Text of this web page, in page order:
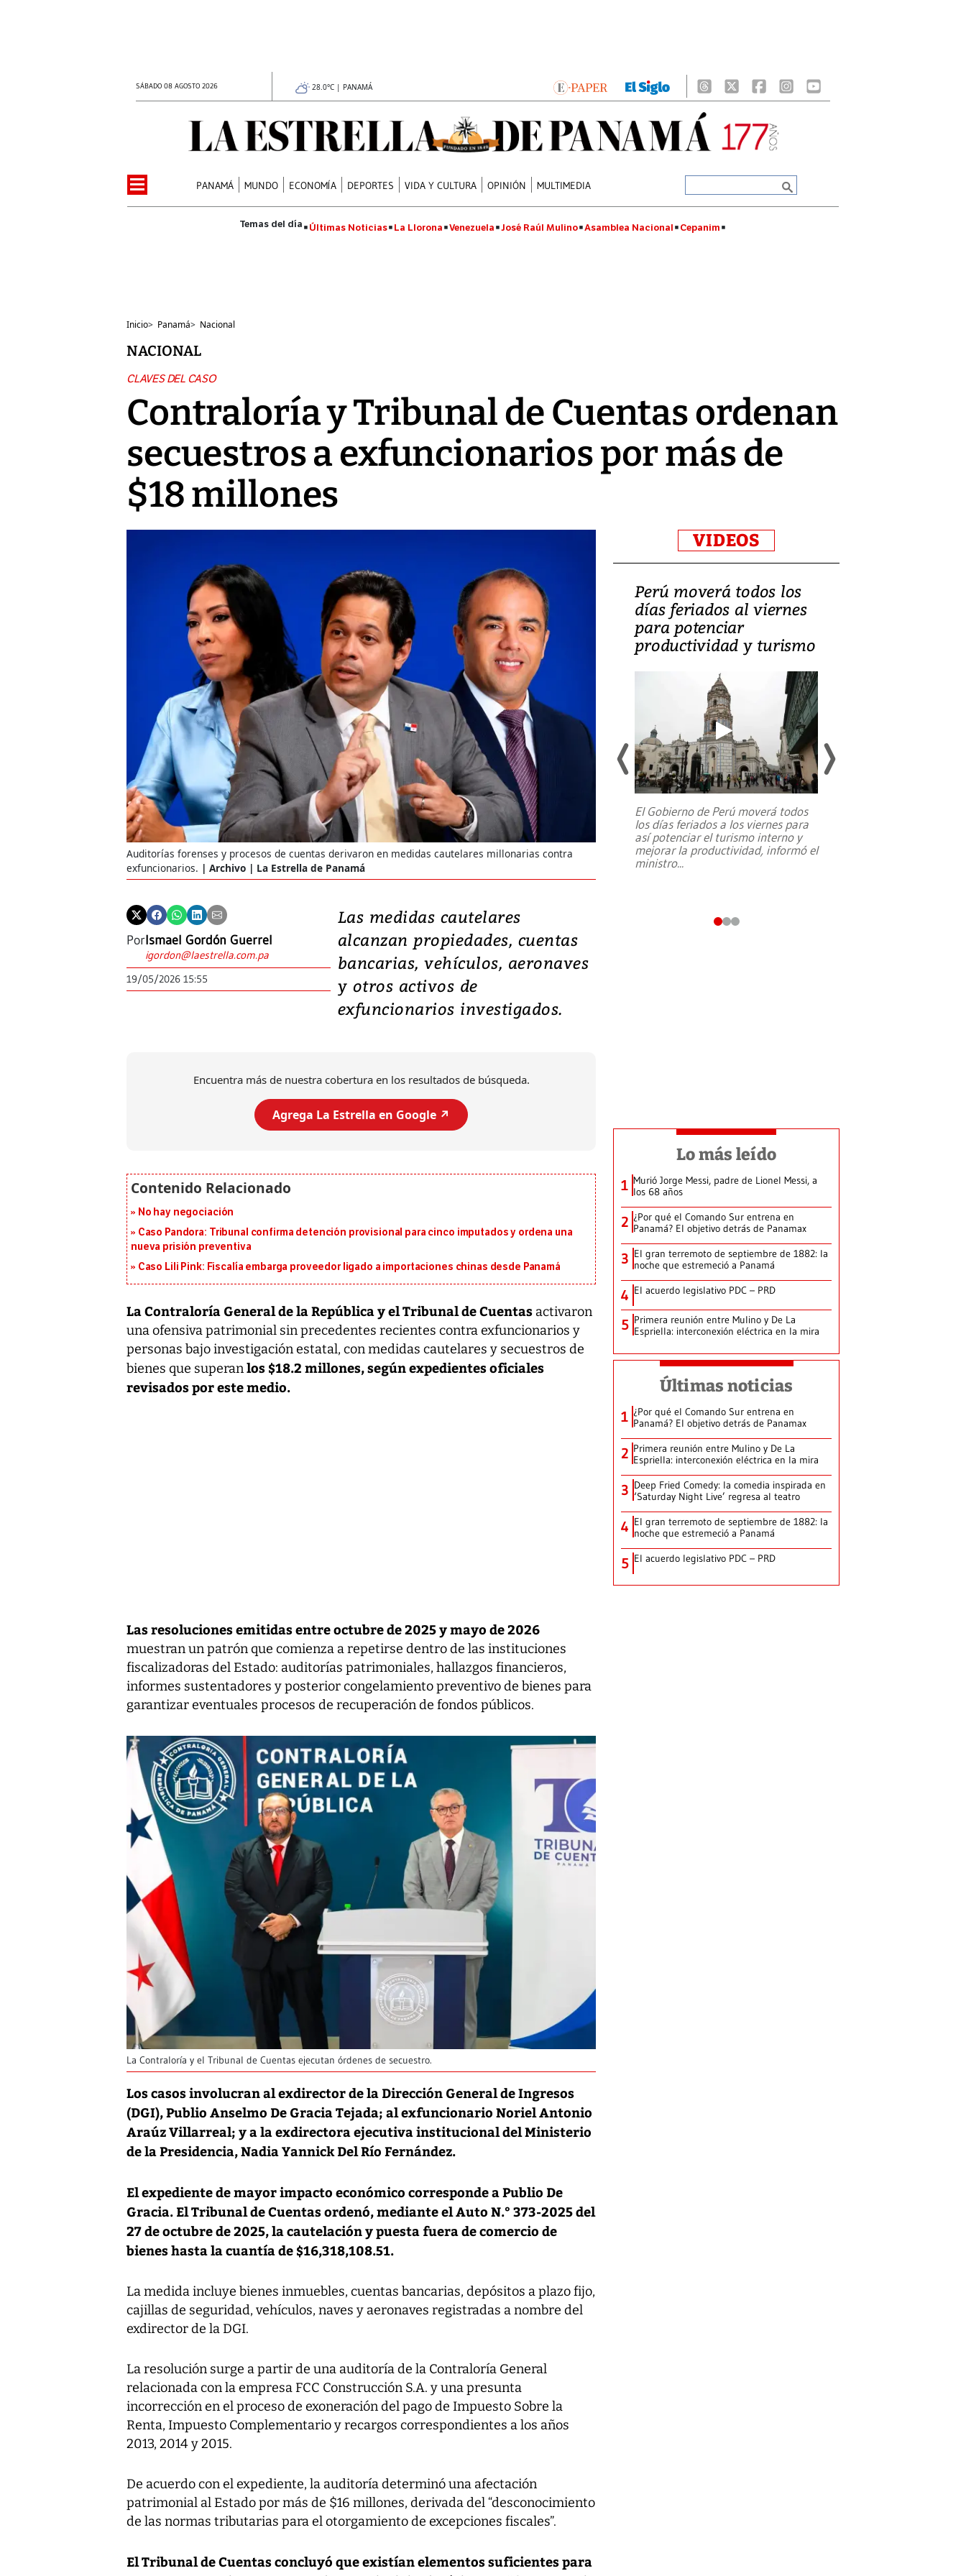
SÁBADO 08 AGOSTO 2026 28.0°C | PANAMÁ
PANAMÁ MUNDO ECONOMÍA DEPORTES VIDA Y CULTURA OPINIÓN MULTIMEDIA
Últimas Noticias La Llorona Venezuela José Raúl Mulino Asamblea Nacional Cepanim
Inicio> Panamá> Nacional
NACIONAL
CLAVES DEL CASO
Contraloría y Tribunal de Cuentas ordenan
secuestros a exfuncionarios por más de
$18 millones
Auditorías forenses y procesos de cuentas derivaron en medidas cautelares millonarias contra
exfuncionarios.
Archivo | La Estrella de Panamá
PorIsmael Gordón Guerrel
igordon@laestrella.com.pa
19/05/2026 15:55
Las medidas cautelares
alcanzan propiedades, cuentas
bancarias, vehículos, aeronaves
y otros activos de
exfuncionarios investigados.
Encuentra más de nuestra cobertura en los resultados de búsqueda.
Agrega La Estrella en Google ↗️
No hay negociación
Caso Pandora: Tribunal confirma detención provisional para cinco imputados y ordena una
nueva prisión preventiva
Caso Lili Pink: Fiscalía embarga proveedor ligado a importaciones chinas desde Panamá
La Contraloría General de la República y el Tribunal de Cuentas activaron
una ofensiva patrimonial sin precedentes recientes contra exfuncionarios y
personas bajo investigación estatal, con medidas cautelares y secuestros de
bienes que superanlos $18.2 millones, según expedientes oficiales
revisados por este medio.
Las resoluciones emitidas entre octubre de 2025 y mayo de 2026
muestran un patrón que comienza a repetirse dentro de las instituciones
fiscalizadoras del Estado: auditorías patrimoniales, hallazgos financieros,
informes sustentadores y posterior congelamiento preventivo de bienes para
garantizar eventuales procesos de recuperación de fondos públicos.
La Contraloría y el Tribunal de Cuentas ejecutan órdenes de secuestro.
Los casos involucran al exdirector de la Dirección General de Ingresos
(DGI), Publio Anselmo De Gracia Tejada; al exfuncionario Noriel Antonio
Araúz Villarreal; y a la exdirectora ejecutiva institucional del Ministerio
de la Presidencia, Nadia Yannick Del Río Fernández.
El expediente de mayor impacto económico corresponde a Publio De
Gracia. El Tribunal de Cuentas ordenó, mediante el Auto N.° 373-2025 del
27 de octubre de 2025, la cautelación y puesta fuera de comercio de
bienes hasta la cuantía de $16,318,108.51.
La medida incluye bienes inmuebles, cuentas bancarias, depósitos a plazo fijo,
cajillas de seguridad, vehículos, naves y aeronaves registradas a nombre del
exdirector de la DGI.
La resolución surge a partir de una auditoría de la Contraloría General
relacionada con la empresa FCC Construcción S.A. y una presunta
incorrección en el proceso de exoneración del pago de Impuesto Sobre la
Renta, Impuesto Complementario y recargos correspondientes a los años
2013, 2014 y 2015.
De acuerdo con el expediente, la auditoría determinó una afectación
patrimonial al Estado por más de $16 millones, derivada del “desconocimiento
de las normas tributarias para el otorgamiento de excepciones fiscales”.
El Tribunal de Cuentas concluyó que existían elementos suficientes para
VIDEOS
Video: Lula lanza su
candidatura con
promesas de inversión
en defensa, educación y
tierras raras
Entre recuerdos y escuetas
referencias hacia sus adversarios, el
presidente de Brasil, Luiz Inácio Lula
candidatura...
Perú moverá todos los
días feriados al viernes
para potenciar
productividad y turismo
El Gobierno de Perú moverá todos
los días feriados a los viernes para
así potenciar el turismo interno y
mejorar la productividad, informó el
ministro...
Lo más leído
1 Murió Jorge Messi, padre de Lionel Messi, a
los 68 años
2 ¿Por qué el Comando Sur entrena en
Panamá? El objetivo detrás de Panamax
3 El gran terremoto de septiembre de 1882: la
noche que estremeció a Panamá
4 El acuerdo legislativo PDC – PRD
5 Primera reunión entre Mulino y De La
Espriella: interconexión eléctrica en la mira
Últimas noticias
1 ¿Por qué el Comando Sur entrena en
Panamá? El objetivo detrás de Panamax
2 Primera reunión entre Mulino y De La
Espriella: interconexión eléctrica en la mira
3 Deep Fried Comedy: la comedia inspirada en
‘Saturday Night Live’ regresa al teatro
4 El gran terremoto de septiembre de 1882: la
noche que estremeció a Panamá
5 El acuerdo legislativo PDC – PRD